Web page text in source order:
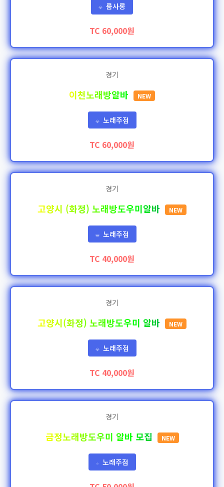
💎 룸사롱
TC 60,000원
경기
이천노래방알바 NEW
💎 노래주점
TC 60,000원
경기
고양시 (화정) 노래방도우미알바 NEW
👑 노래주점
TC 40,000원
경기
고양시(화정) 노래방도우미 알바 NEW
💎 노래주점
TC 40,000원
경기
금정노래방도우미 알바 모집 NEW
⭐ 노래주점